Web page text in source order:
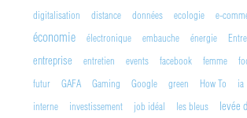
digitalisation distance données ecologie e-
économie électronique embauche énergie
entreprise entretien events facebook femme
futur
GAFA Gaming Google green How To ia
interne
investissement job idéal les bleus levée